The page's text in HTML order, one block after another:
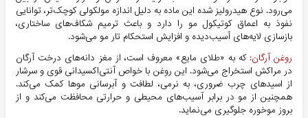
می‌رود. نوع هیدرولیز شده این ماده به دلیل اندازه مولکولی کوچک‌تر، توانایی
نفوذ به اعماق کوتیکول مو را دارد و باعث ترمیم شکاف‌های ساختاری،
بازسازی لایه‌های آسیب‌دیده و افزایش استحکام تار مو می‌شود.
روغن آرگان:که به «طلای مایع» معروف است، از مغز دانه‌های درخت آرگان
در مراکش استخراج می‌شود. این روغن با خواص آنتی‌اکسیدانی قوی و سرشار
از اسیدهای چرب ضروری، به نرمی، لطافت و آبرسانی موها کمک می‌کند.
همچنین از مو در برابر آسیب‌های محیطی و حرارتی محافظت می‌کند و از
بروز موخوره جلوگیری می‌نماید.